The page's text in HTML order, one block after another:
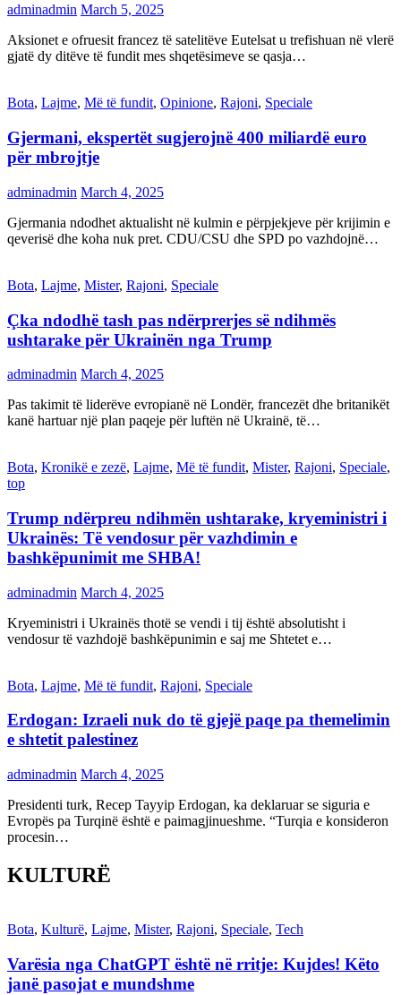
adminadmin March 5, 2025
Aksionet e ofruesit francez të satelitëve Eutelsat u trefishuan në vlerë
gjatë dy ditëve të fundit mes shqetësimeve se qasja…
Bota, Lajme, Më të fundit, Opinione, Rajoni, Speciale
Gjermani, ekspertët sugjerojnë 400 miliardë euro
për mbrojtje
adminadmin March 4, 2025
Gjermania ndodhet aktualisht në kulmin e përpjekjeve për krijimin e
qeverisë dhe koha nuk pret. CDU/CSU dhe SPD po vazhdojnë…
Bota, Lajme, Mister, Rajoni, Speciale
Çka ndodhë tash pas ndërprerjes së ndihmës
ushtarake për Ukrainën nga Trump
adminadmin March 4, 2025
Pas takimit të liderëve evropianë në Londër, francezët dhe britanikët
kanë hartuar një plan paqeje për luftën në Ukrainë, të…
Bota, Kronikë e zezë, Lajme, Më të fundit, Mister, Rajoni, Speciale,
top
Trump ndërpreu ndihmën ushtarake, kryeministri i
Ukrainës: Të vendosur për vazhdimin e
bashkëpunimit me SHBA!
adminadmin March 4, 2025
Kryeministri i Ukrainës thotë se vendi i tij është absolutisht i
vendosur të vazhdojë bashkëpunimin e saj me Shtetet e…
Bota, Lajme, Më të fundit, Rajoni, Speciale
Erdogan: Izraeli nuk do të gjejë paqe pa themelimin
e shtetit palestinez
adminadmin March 4, 2025
Presidenti turk, Recep Tayyip Erdogan, ka deklaruar se siguria e
Evropës pa Turqinë është e paimagjinueshme. “Turqia e konsideron
procesin…
KULTURË
Bota, Kulturë, Lajme, Mister, Rajoni, Speciale, Tech
Varësia nga ChatGPT është në rritje: Kujdes! Këto
janë pasojat e mundshme